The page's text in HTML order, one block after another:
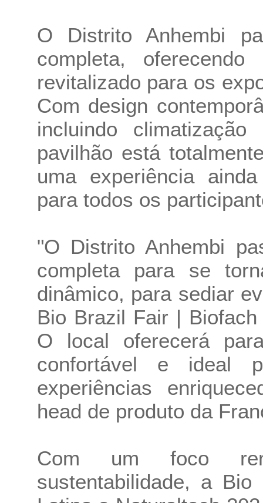
O Distrito Anhembi
completa,
revitalizado para os
Com design
incluindo
pavilhão está
uma experiência
para todos os
"O Distrito Anhembi
completa para se
dinâmico, para sediar
Bio Brazil Fair |
O local oferecerá
confortável e ideal
experiências
head de produto da
Com um foco
sustentabilidade, a